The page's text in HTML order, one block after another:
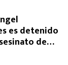
es detenido
de